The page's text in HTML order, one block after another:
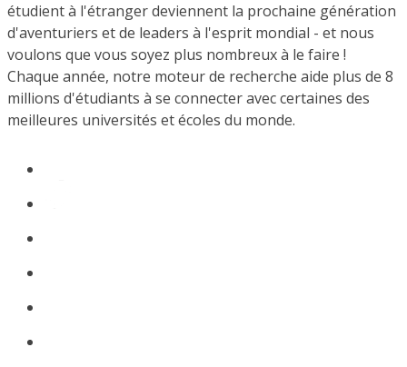
étudient à l'étranger deviennent la prochaine génération
d'aventuriers et de leaders à l'esprit mondial - et nous
voulons que vous soyez plus nombreux à le faire !
Chaque année, notre moteur de recherche aide plus de 8
millions d'étudiants à se connecter avec certaines des
meilleures universités et écoles du monde.